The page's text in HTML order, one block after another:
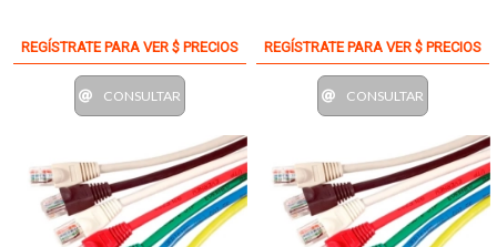
REGÍSTRATE PARA VER $ PRECIOS
CONSULTAR
REGÍSTRATE PARA VER $ PRECIOS
CONSULTAR